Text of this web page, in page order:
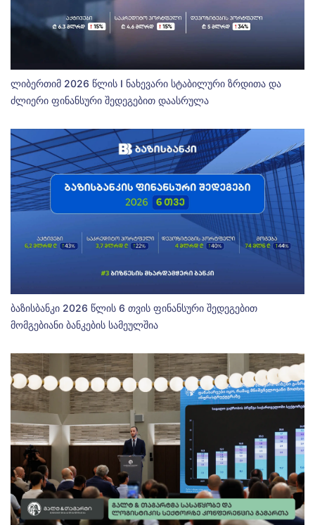
ლიბერთიმ 2026 წლის I ნახევარი სტაბილური ზრდითა და
ძლიერი ფინანსური შედეგებით დაასრულა
ბაზისბანკი 2026 წლის 6 თვის ფინანსური შედეგებით
მომგებიანი ბანკების სამეულშია